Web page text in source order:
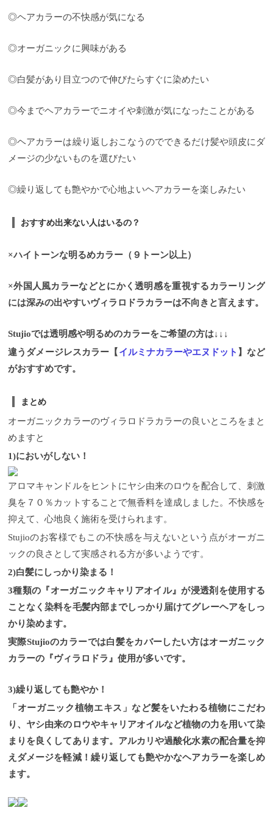
◎ヘアカラーの不快感が気になる
◎オーガニックに興味がある
◎白髪があり目立つので伸びたらすぐに染めたい
◎今までヘアカラーでニオイや刺激が気になったことがある
◎ヘアカラーは繰り返しおこなうのでできるだけ髪や頭皮にダ
メージの少ないものを選びたい
◎繰り返しても艶やかで心地よいヘアカラーを楽しみたい
おすすめ出来ない人はいるの？
×ハイトーンな明るめカラー（９トーン以上）
×外国人風カラーなどとにかく透明感を重視するカラーリング
には深みの出やすいヴィラロドラカラーは不向きと言えます。
Stujioでは透明感や明るめのカラーをご希望の方は↓↓↓
違うダメージレスカラー【 イルミナカラーやエヌドット 】など
がおすすめです。
まとめ
オーガニックカラーのヴィラロドラカラーの良いところをまと
めますと
1)においがしない！
アロマキャンドルをヒントにヤシ由来のロウを配合して、刺激
臭を７０％カットすることで無香料を達成しました。不快感を
抑えて、心地良く施術を受けられます。
Stujioのお客様でもこの不快感を与えないという点がオーガニ
ックの良さとして実感される方が多いようです。
2)白髪にしっかり染まる！
3種類の『オーガニックキャリアオイル』が浸透剤を使用する
ことなく染料を毛髪内部までしっかり届けてグレーヘアをしっ
かり染めます。
実際Stujioのカラーでは白髪をカバーしたい方はオーガニック
カラーの『ヴィラロドラ』使用が多いです。
3)繰り返しても艶やか！
「オーガニック植物エキス」など髪をいたわる植物にこだわ
り、ヤシ由来のロウやキャリアオイルなど植物の力を用いて染
まりを良くしてあります。アルカリや過酸化水素の配合量を抑
えダメージを軽減！繰り返しても艶やかなヘアカラーを楽しめ
ます。